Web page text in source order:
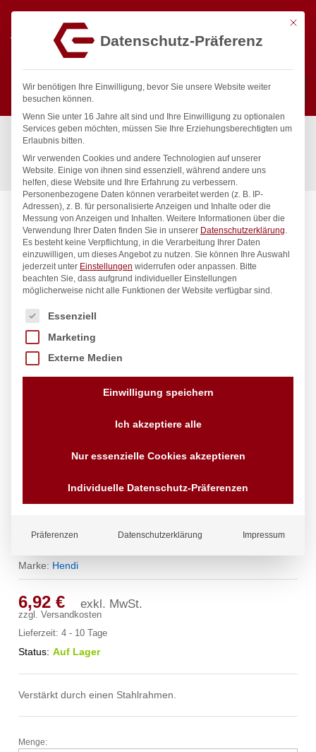
Suchen
Start / Gastronomiebedarf & Gastro Geräte für Profis
Präsentation
Buffet-Präsentation
/
Brotkorb Gastronorm-Größe, HENDI, GN 1/3, 325x176x(H)65mm
GN 1/3, 325x176x(H)65mm
Marke: Hendi
6,92€ exkl. MwSt.
zzgl.Versandkosten
Lieferzeit:4 - 10 Tage
Status: Auf Lager
Verstärkt durch einen Stahlrahmen.
Brotkorb
Menge:
Mit
Datenschutz-Präferenz
Wir benötigen Ihre Einwilligung, bevor Sie unsere Website weiter
besuchen können.
Wenn Sie unter 16 Jahre alt sind und Ihre Einwilligung zu optionalen
Services geben möchten, müssen Sie Ihre Erziehungsberechtigten um
Erlaubnis bitten.
Wir verwenden Cookies und andere Technologien auf unserer
Website. Einige von ihnen sind essenziell, während andere uns
helfen, diese Website und Ihre Erfahrung zu verbessern.
Personenbezogene Daten können verarbeitet werden (z. B. IP-
Adressen), z. B. für personalisierte Anzeigen und Inhalte oder die
Messung von Anzeigen und Inhalten. Weitere Informationen über die
Verwendung Ihrer Daten finden Sie in unserer Datenschutzerklärung.
Es besteht keine Verpflichtung, in die Verarbeitung Ihrer Daten
einzuwilligen, um dieses Angebot zu nutzen. Sie können Ihre Auswahl
jederzeit unter Einstellungen widerrufen oder anpassen. Bitte
beachten Sie, dass aufgrund individueller Einstellungen
möglicherweise nicht alle Funktionen der Website verfügbar sind.
Es folgt eine Liste der Service-Gruppen, für die eine
Essenziell
Marketing
Externe Medien
Einwilligung speichern
Ich akzeptiere alle
Nur essenzielle Cookies akzeptieren
Individuelle Datenschutz-Präferenzen
Präferenzen Datenschutzerklärung Impressum